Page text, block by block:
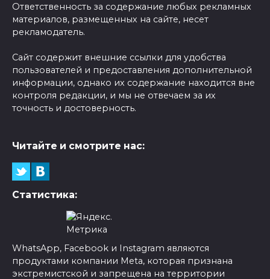
Ответственность за содержание любых рекламных
материалов, размещенных на сайте, несет
рекламодатель.
Сайт содержит внешние ссылки для удобства
пользователей и предоставления дополнительной
информации, однако их содержание находится вне
контроля редакции, и мы не отвечаем за их
точность и достоверность.
Читайте и смотрите нас:
Статистика:
WhatsApp, Facebook и Instagram являются
продуктами компании Meta, которая признана
экстремистской и запрещена на территории